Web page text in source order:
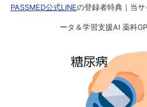
PASSMED公式LINEの登録者特典｜当
ータ＆学習支援AI 薬科